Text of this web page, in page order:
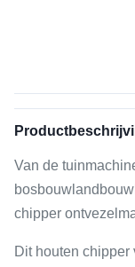
Van de
chipper
Dit houten